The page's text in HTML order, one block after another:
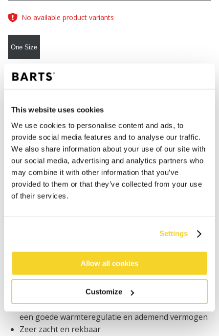
This website uses cookies
We use cookies to personalise content and ads, to
provide social media features and to analyse our traffic.
We also share information about your use of our site with
our social media, advertising and analytics partners who
may combine it with other information that you’ve
provided to them or that they’ve collected from your use
of their services.
Settings
Allow all cookies
Customize
No available product variants
One Size
KLEURcamo green
IN WINKELWAGEN
Bestellingen die op werkdagen vóór 12:00 uur
worden geplaatst, worden dezelfde dag verzonden
Gratis verzending voor orders boven € 50,- binnen
Sjaal voor jongens
De natuurlijke werking van merinowol zorgt voor
een goede warmteregulatie en ademend vermogen
Zeer zacht en rekbaar